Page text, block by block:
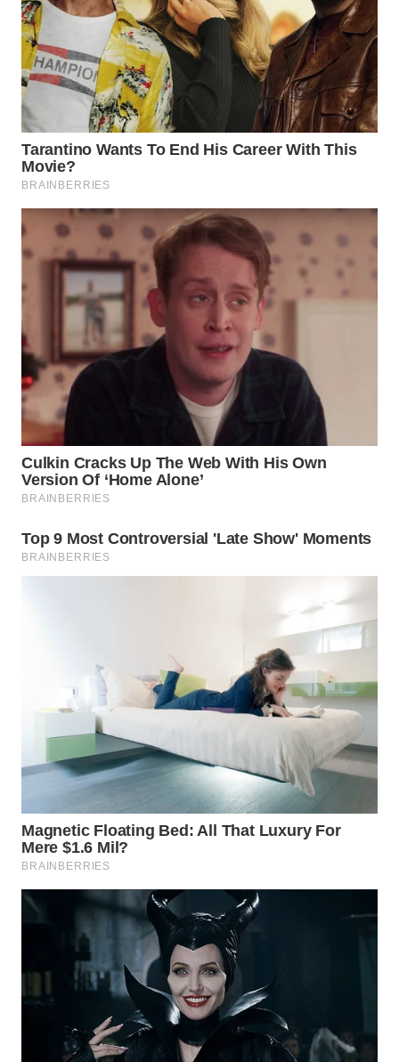
WN
TAPANULI
UTARA
SAMOSIR
WN
PADANG
LAWAS
WN
SUMEDANG
WN
KEPULAUAN
SERIBU
WN
TANGERANG
WN
BINJAI
INDRAMAYU
WN
KUNINGAN
WN
SUBANG
SUKABUMI
PURWAKARTA